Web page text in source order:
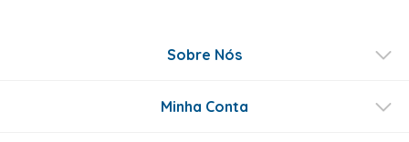
Sobre Nós
Minha Conta